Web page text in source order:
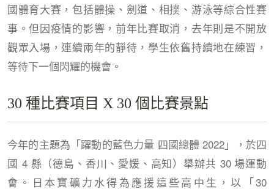
國體育大賽，包括體操、劍道、相撲、游泳等綜合性賽
事。但因疫情的影響，前年比賽取消，去年則是不開放
觀眾入場，連續兩年的靜待，學生依舊持續地在練習，
等待下一個閃耀的機會。
30 種比賽項目 X 30 個比賽景點
今年的主題為「躍動的藍色力量 四國總體 2022」，於四
國 4 縣（德島、香川、愛媛、高知）舉辦共 30 場運動
會。日本寶礦力水得為應援這些高中生，以「30